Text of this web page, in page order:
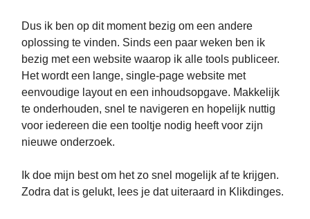
Dus ik ben op dit moment bezig om een andere
oplossing te vinden. Sinds een paar weken ben ik
bezig met een website waarop ik alle tools publiceer.
Het wordt een lange, single-page website met
eenvoudige layout en een inhoudsopgave. Makkelijk
te onderhouden, snel te navigeren en hopelijk nuttig
voor iedereen die een tooltje nodig heeft voor zijn
nieuwe onderzoek.
Ik doe mijn best om het zo snel mogelijk af te krijgen.
Zodra dat is gelukt, lees je dat uiteraard in Klikdinges.